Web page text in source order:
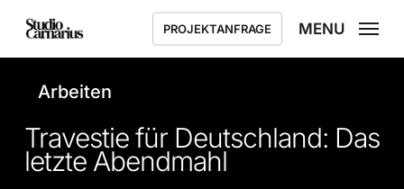
PROJEKTANFRAGE MENU
Arbeiten
Travestie für Deutschland: Das
letzte Abendmahl